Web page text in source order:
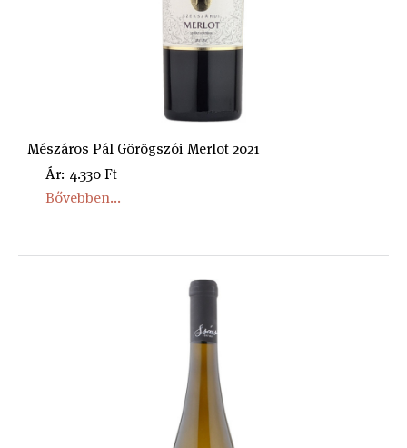
Mészáros Pál Görögszói Merlot 2021
Ár: 4.330 Ft
Bővebben...